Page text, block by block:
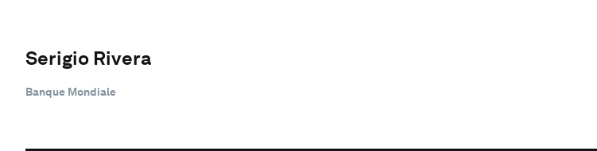
Serigio Rivera
Banque Mondiale